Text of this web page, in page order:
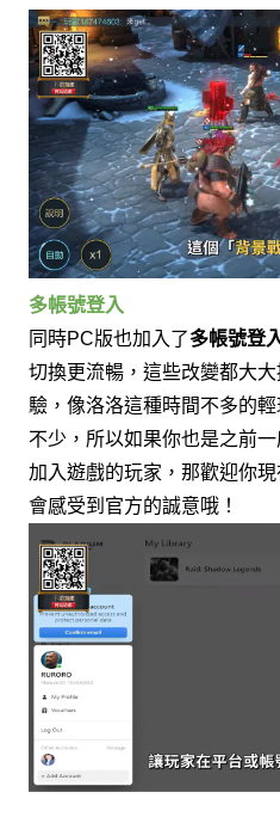
多帳號登入
同時PC版也加入了多帳號登
切換更流暢， 這些改變都大
驗， 像洛洛這種時間不多的
不少， 所以如果你也是之前
加入遊戲的玩家， 那歡迎你
會感受到官方的誠意哦！